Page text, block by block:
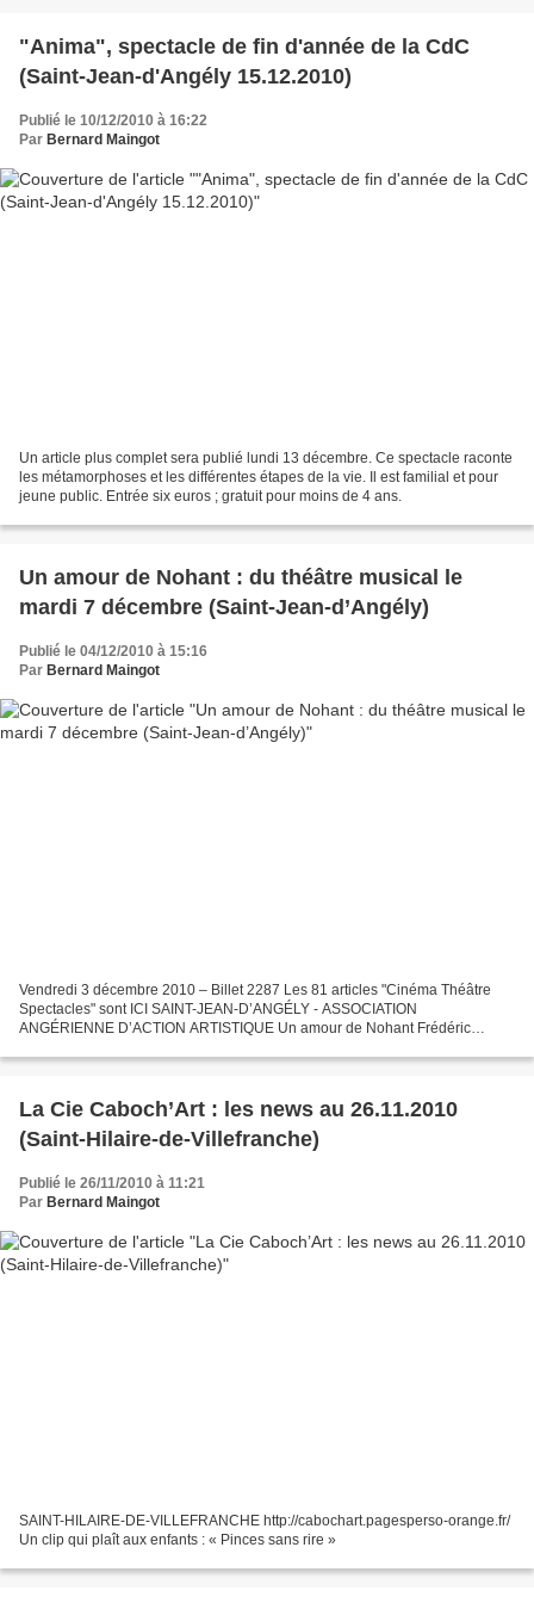
"Anima", spectacle de fin d'année de la CdC
(Saint-Jean-d'Angély 15.12.2010)
Publié le 10/12/2010 à 16:22
Par Bernard Maingot
Un article plus complet sera publié lundi 13 décembre. Ce spectacle raconte
les métamorphoses et les différentes étapes de la vie. Il est familial et pour
jeune public. Entrée six euros ; gratuit pour moins de 4 ans.
Un amour de Nohant : du théâtre musical le
mardi 7 décembre (Saint-Jean-d’Angély)
Publié le 04/12/2010 à 15:16
Par Bernard Maingot
Vendredi 3 décembre 2010 – Billet 2287 Les 81 articles "Cinéma Théâtre
Spectacles" sont ICI SAINT-JEAN-D’ANGÉLY - ASSOCIATION
ANGÉRIENNE D’ACTION ARTISTIQUE Un amour de Nohant Frédéric
propose...
La Cie Caboch’Art : les news au 26.11.2010
(Saint-Hilaire-de-Villefranche)
Publié le 26/11/2010 à 11:21
Par Bernard Maingot
SAINT-HILAIRE-DE-VILLEFRANCHE http://cabochart.pagesperso-orange.fr/
Un clip qui plaît aux enfants : « Pinces sans rire »